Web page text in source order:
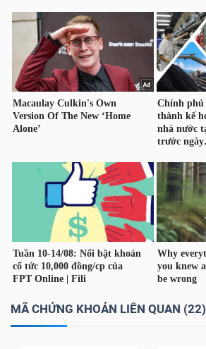
MÃ CHỨNG KHOÁN LIÊN QUAN (22)